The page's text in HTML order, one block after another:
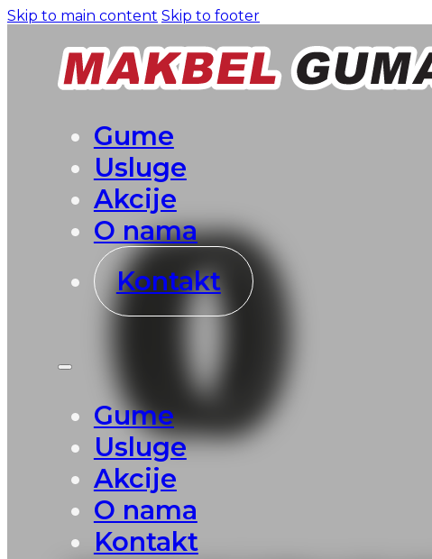
Skip to main content Skip to footer
Gume
Usluge
Akcije
O nama
Kontakt
Gume
Usluge
Akcije
O nama
Kontakt